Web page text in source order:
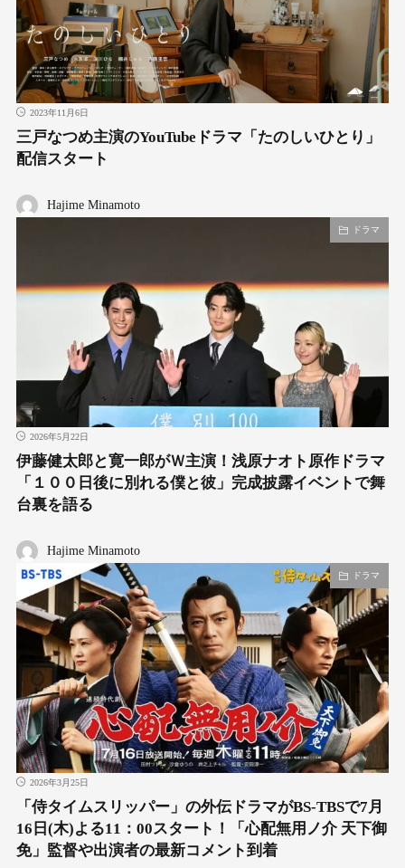
2023年11月6日
三戸なつめ主演のYouTubeドラマ「たのしいひとり」
配信スタート
Hajime Minamoto
ドラマ
2026年5月22日
伊藤健太郎と寛一郎がＷ主演！浅原ナオト原作ドラマ
「１００日後に別れる僕と彼」完成披露イベントで舞
台裏を語る
Hajime Minamoto
ドラマ
2026年3月25日
「侍タイムスリッパー」の外伝ドラマがBS-TBSで7月
16日(木)よる11：00スタート！「心配無用ノ介 天下御
免」監督や出演者の最新コメント到着